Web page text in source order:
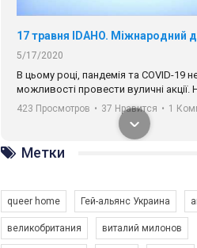
5/17/2020
В цьому році, пандемія та COVІD-19
можливості провести вуличні акції.
звернення про те, що навіть коли ми у
містах та не можемо зустрінеться,
закликаємо всіх хто поділяє цінності
солідарності, приєднатися до нас.
підрозділи ГАУ є в 16 областях
423 Просмотров • 37 Нравится • 1
Метки
queer home Гей-альянс Украина
великобритания виталий милонов